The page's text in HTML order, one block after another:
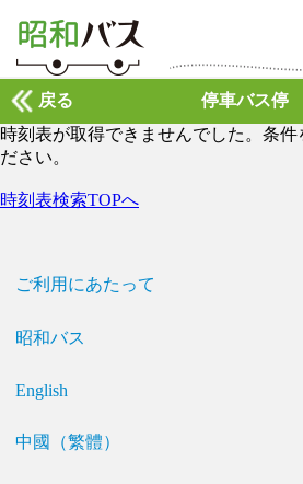
停車バス停
戻る
時刻表が取得できませんでした。条件
ださい。
時刻表検索TOPへ
ご利用にあたって
昭和バス
English
中國（繁體）